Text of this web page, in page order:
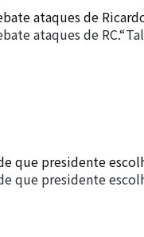
ataques de
ataques de
que presidente
que presidente